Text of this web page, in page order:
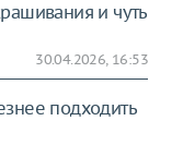
и чуть
30.04.2026, 16:53
подходить